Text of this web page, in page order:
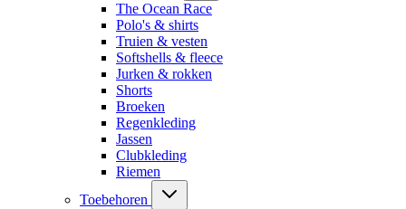
The Ocean Race
Polo's & shirts
Truien & vesten
Softshells & fleece
Jurken & rokken
Shorts
Broeken
Regenkleding
Jassen
Clubkleding
Riemen
Toebehoren